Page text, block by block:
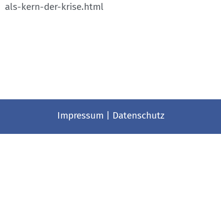
als-kern-der-krise.html
Impressum Datenschutz